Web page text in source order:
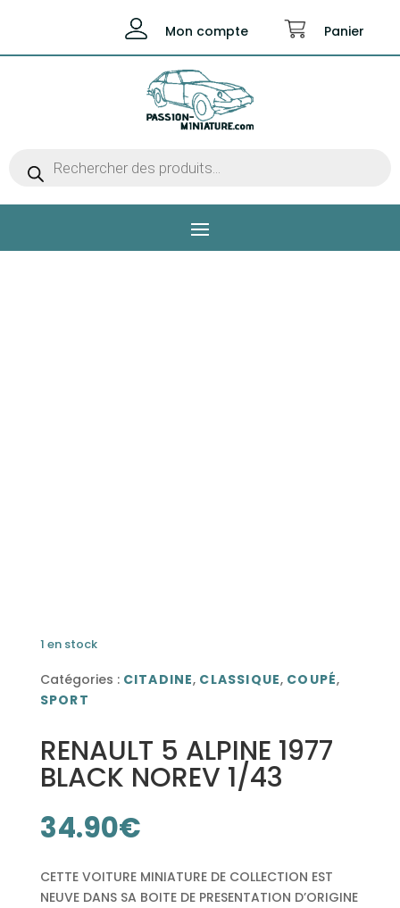
produits
Mon compte Panier
1 en stock
Catégories : CITADINE, CLASSIQUE, COUPÉ,
SPORT
RENAULT 5 ALPINE 1977
BLACK NOREV 1/43
34.90€
CETTE VOITURE MINIATURE DE COLLECTION EST
NEUVE DANS SA BOITE DE PRESENTATION D’ORIGINE